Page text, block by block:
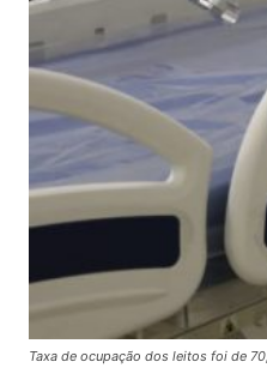
Taxa de ocupação dos leitos foi de